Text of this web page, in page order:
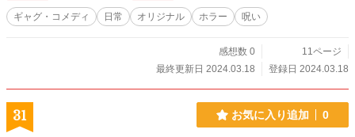
ギャグ・コメディ 日常 オリジナル ホラー 呪い
感想数 0
11ページ
最終更新日 2024.03.18
登録日 2024.03.18
31 お気に入り追加 0